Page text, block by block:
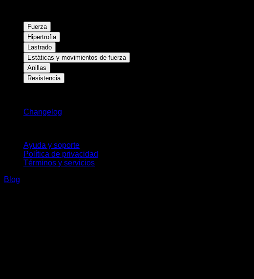
Fuerza
Hipertrofia
Lastrado
Estáticas y movimientos de fuerza
Anillas
Resistencia
Changelog
Ayuda y soporte
Política de privacidad
Términos y servicios
Blog